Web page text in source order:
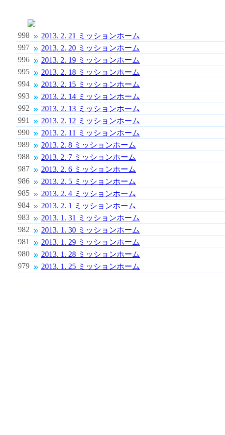
998 2013. 2. 21 ミッションホーム
997
2013. 2. 20 ミッションホーム
996
2013. 2. 19 ミッションホーム
995
2013. 2. 18 ミッションホーム
994
2013. 2. 15 ミッションホーム
993
2013. 2. 14 ミッションホーム
992
2013. 2. 13 ミッションホーム
991
2013. 2. 12 ミッションホーム
990
2013. 2. 11 ミッションホーム
989
2013. 2. 8 ミッションホーム
988
2013. 2. 7 ミッションホーム
987
2013. 2. 6 ミッションホーム
986
2013. 2. 5 ミッションホーム
985
2013. 2. 4 ミッションホーム
984
2013. 2. 1 ミッションホーム
983
2013. 1. 31 ミッションホーム
982
2013. 1. 30 ミッションホーム
981
2013. 1. 29 ミッションホーム
980
2013. 1. 28 ミッションホーム
979
2013. 1. 25 ミッションホーム